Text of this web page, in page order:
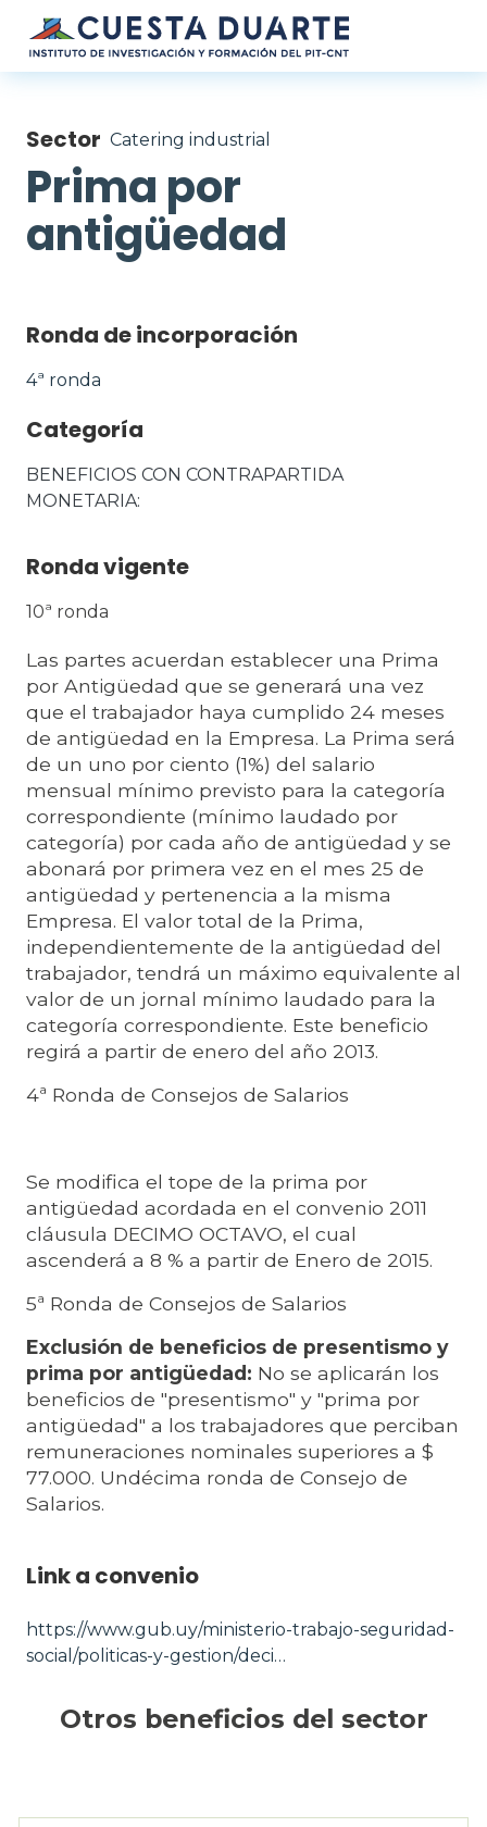
Pasar al contenido principal
Sector Catering industrial
Prima por
antigüedad
Ronda de incorporación
4ª ronda
Categoría
BENEFICIOS CON CONTRAPARTIDA
MONETARIA
Ronda vigente
10ª ronda
Las partes acuerdan establecer una Prima
por Antigüedad que se generará una vez
que el trabajador haya cumplido 24 meses
de antigüedad en la Empresa. La Prima será
de un uno por ciento (1%) del salario
mensual mínimo previsto para la categoría
correspondiente (mínimo laudado por
categoría) por cada año de antigüedad y se
abonará por primera vez en el mes 25 de
antigüedad y pertenencia a la misma
Empresa. El valor total de la Prima,
independientemente de la antigüedad del
trabajador, tendrá un máximo equivalente al
valor de un jornal mínimo laudado para la
categoría correspondiente. Este beneficio
regirá a partir de enero del año 2013.
4ª Ronda de Consejos de Salarios
Se modifica el tope de la prima por
antigüedad acordada en el convenio 2011
cláusula DECIMO OCTAVO, el cual
ascenderá a 8 % a partir de Enero de 2015.
5ª Ronda de Consejos de Salarios
Exclusión de beneficios de presentismo y
prima por antigüedad: No se aplicarán los
beneficios de "presentismo" y "prima por
antigüedad" a los trabajadores que perciban
remuneraciones nominales superiores a $
77.000. Undécima ronda de Consejo de
Salarios.
Link a convenio
https://www.gub.uy/ministerio-trabajo-seguridad-
social/politicas-y-gestion/deci…
Otros beneficios del sector